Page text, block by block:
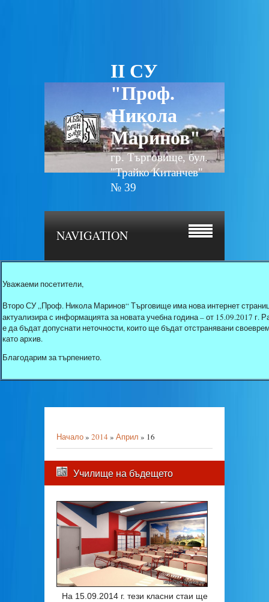
II СУ
"Проф.
Никола
Маринов"
гр. Търговище, бул.
"Трайко Китанчев"
№ 39
NAVIGATION
Уважаеми посетители,
Второ СУ „Проф. Никола Маринов“ Търговище има нова интернет
актуализира с информацията за новата учебна година – от 15.09.2017
е да бъдат допуснати неточности, които ще бъдат отстранявани
като архив.
Благодарим за търпението.
Начало» 2014 » Април » 16
Училище на бъдещето
На 15.09.2014 г. тези класни стаи ще